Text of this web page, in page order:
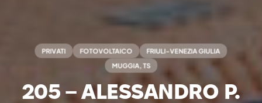
PRIVATI FOTOVOLTAICO
FRIULI-VENEZIA GIULIA
MUGGIA, TS
205 – ALESSANDRO P.